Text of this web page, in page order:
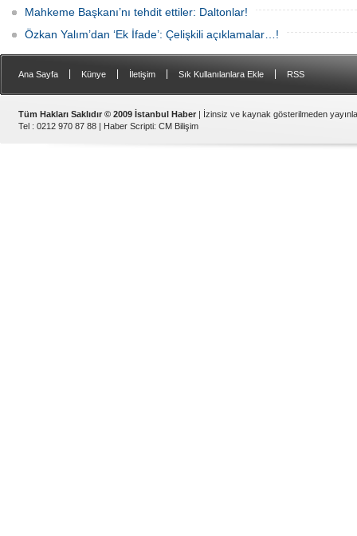
Mahkeme Başkanı’nı tehdit ettiler: Daltonlar!
Özkan Yalım’dan ‘Ek İfade’: Çelişkili açıklamalar…!
Ana Sayfa Künye İletişim Sık Kullanılanlara Ekle RSS
Tüm Hakları Saklıdır © 2009 İstanbul Haber | İzinsiz ve kaynak gösterilmeden
Tel : 0212 970 87 88 | Haber Scripti: CM Bilişim